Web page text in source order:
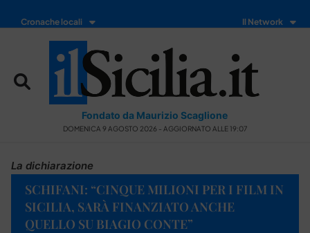
Cronache locali Il Network
Fondato da Maurizio Scaglione
DOMENICA 9 AGOSTO 2026 - AGGIORNATO ALLE 19:07
La dichiarazione
SCHIFANI: “CINQUE MILIONI PER I FILM IN
SICILIA, SARÀ FINANZIATO ANCHE
QUELLO SU BIAGIO CONTE”